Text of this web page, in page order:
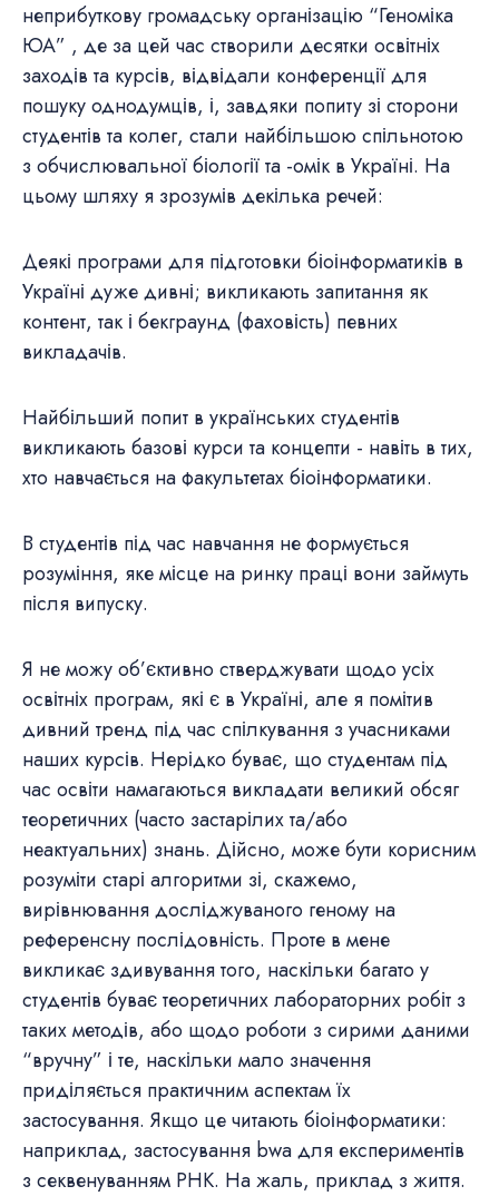
неприбуткову громадську організацію “Геноміка
ЮА” , де за цей час створили десятки освітніх
заходів та курсів, відвідали конференції для
пошуку однодумців, і, завдяки попиту зі сторони
студентів та колег, стали найбільшою спільнотою
з обчислювальної біології та -омік в Україні. На
цьому шляху я зрозумів декілька речей:
Деякі програми для підготовки біоінформатиків в
Україні дуже дивні; викликають запитання як
контент, так і бекграунд (фаховість) певних
викладачів.
Найбільший попит в українських студентів
викликають базові курси та концепти - навіть в тих,
хто навчається на факультетах біоінформатики.
В студентів під час навчання не формується
розуміння, яке місце на ринку праці вони займуть
після випуску.
Я не можу об’єктивно стверджувати щодо усіх
освітніх програм, які є в Україні, але я помітив
дивний тренд під час спілкування з учасниками
наших курсів. Нерідко буває, що студентам під
час освіти намагаються викладати великий обсяг
теоретичних (часто застарілих та/або
неактуальних) знань. Дійсно, може бути корисним
розуміти старі алгоритми зі, скажемо,
вирівнювання досліджуваного геному на
референсну послідовність. Проте в мене
викликає здивування того, наскільки багато у
студентів буває теоретичних лабораторних робіт з
таких методів, або щодо роботи з сирими даними
“вручну” і те, наскільки мало значення
приділяється практичним аспектам їх
застосування. Якщо це читають біоінформатики:
наприклад, застосування bwa для експериментів
з секвенуванням РНК. На жаль, приклад з життя.